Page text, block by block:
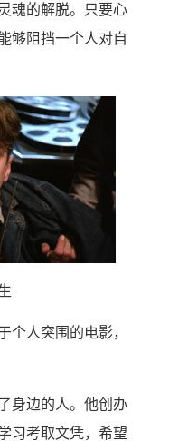
魂的解脱。只要心
够阻挡一个人对自
个人突围的电影，
身边的人。他创办
习考取文凭，希望